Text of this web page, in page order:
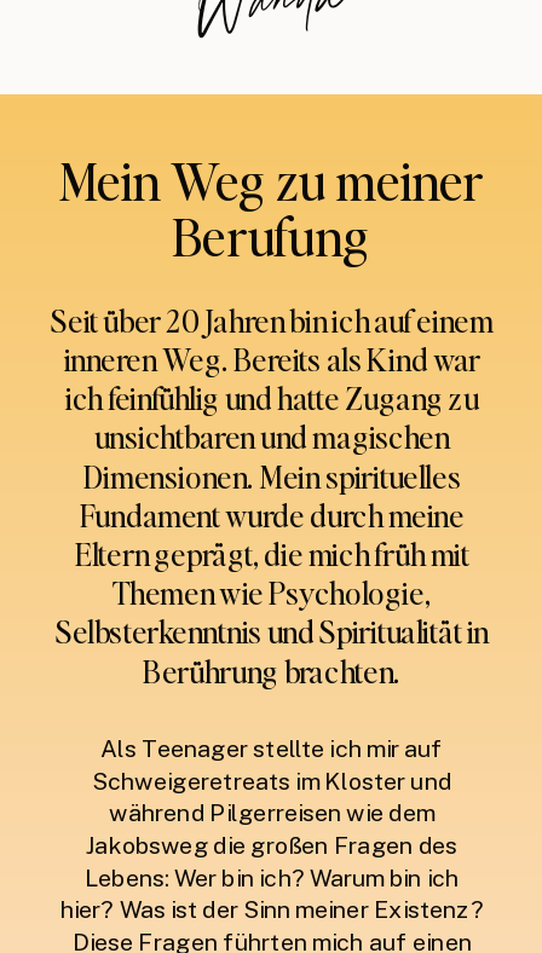
Als Teenager stellte ich mir auf
Schweigeretreats im Kloster und
während Pilgerreisen wie dem
Jakobsweg die großen Fragen des
Lebens: Wer bin ich? Warum bin ich
hier? Was ist der Sinn meiner Existenz?
Diese Fragen führten mich auf einen
Seit über 20 Jahren bin ich auf einem
inneren Weg. Bereits als Kind war
ich feinfühlig und hatte Zugang zu
unsichtbaren und magischen
Dimensionen. Mein spirituelles
Fundament wurde durch meine
Eltern geprägt, die mich früh mit
Themen wie Psychologie,
Selbsterkenntnis und Spiritualität in
Berührung brachten.
Mein Weg zu meiner
Berufung